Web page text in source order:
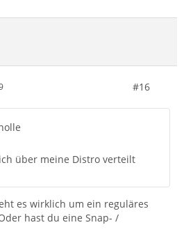
#16
über meine Distro verteilt
es wirklich um ein reguläres
hast du eine Snap- /